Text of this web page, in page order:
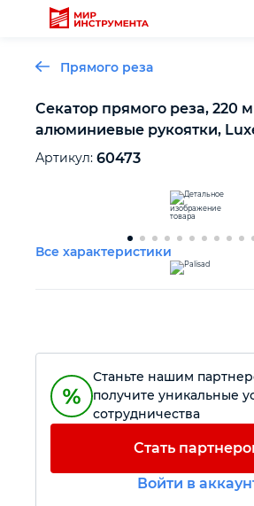
Отделочный инструмент
Столярный инструмент
Силовое оборудование
Крепежный инструмент
Прямого реза
Секатор прямого реза, 220
алюминиевые рукоятки,
Артикул: 60473
Все характеристики
Станьте нашим
получите уникальные
сотрудничества
Стать
Войти в